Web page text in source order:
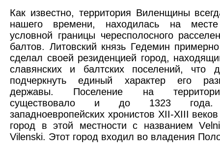
Как известно, территория Виленщины
нашего времени, находилась на месте
условной границы чересполосного
балтов. Литовский князь Гедемин
сделал своей резиденцией город,
славянских и балтских поселений, что
подчеркнуть единый характер его
державы. Поселение на
существовало и до 1323
западноевропейских хронистов XII-XIII
город в этой местности с названием
Vilenski. Этот город входил во владения